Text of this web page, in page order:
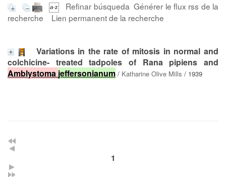
Refinar búsqueda Générer le flux rss de la
recherche
Lien permanent de la recherche
Variations in the rate of mitosis in normal and
colchicine- treated tadpoles of Rana pipiens and
Amblystoma jeffersonianum / Katharine Olive Mills / 1939
1